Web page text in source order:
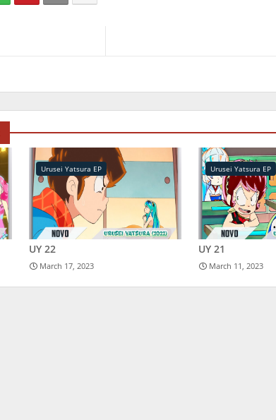
Urusei Yatsura EP
UY 22
March 17, 2023
Urusei Yatsura EP
UY 21
March 11, 2023